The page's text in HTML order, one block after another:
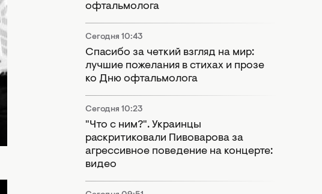
офтальмолога
Сегодня 10:43
Спасибо за четкий взгляд на мир:
лучшие пожелания в стихах и прозе
ко Дню офтальмолога
Сегодня 10:23
"Что с ним?". Украинцы
раскритиковали Пивоварова за
агрессивное поведение на концерте:
видео